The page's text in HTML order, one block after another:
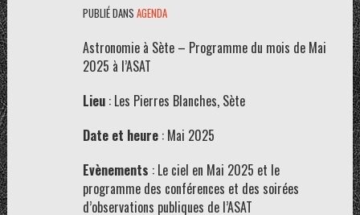
PUBLIÉ DANS AGENDA
Astronomie à Sète – Programme du mois de Mai
2025 à l’ASAT
Lieu : Les Pierres Blanches, Sète
Date et heure: Mai 2025
Evènements : Le ciel en Mai 2025 et le
programme des conférences et des soirées
d’observations publiques de l’ASAT